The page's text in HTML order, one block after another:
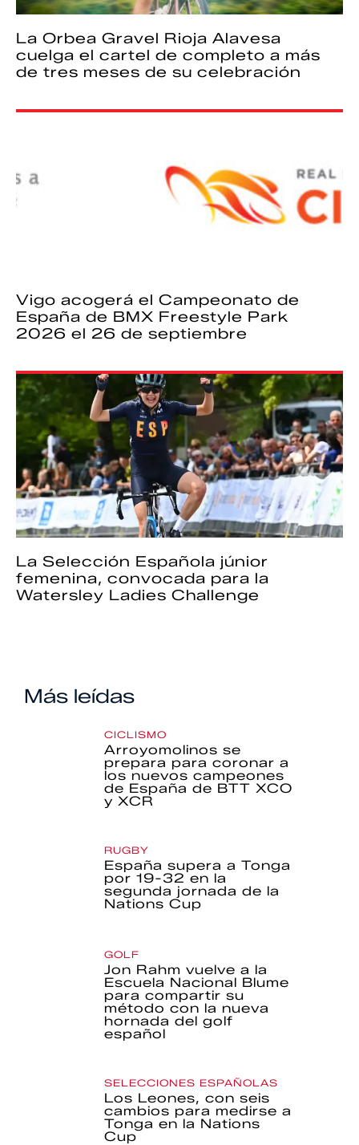
La Orbea Gravel Rioja Alavesa
cuelga el cartel de completo a más
de tres meses de su celebración
Vigo acogerá el Campeonato de
España de BMX Freestyle Park
2026 el 26 de septiembre
La Selección Española júnior
femenina, convocada para la
Watersley Ladies Challenge
Más leídas
CICLISMO
Arroyomolinos se
prepara para coronar a
los nuevos campeones
de España de BTT XCO
y XCR
RUGBY
España supera a Tonga
por 19-32 en la
segunda jornada de la
Nations Cup
GOLF
Jon Rahm vuelve a la
Escuela Nacional Blume
para compartir su
método con la nueva
hornada del golf
español
SELECCIONES ESPAÑOLAS
Los Leones, con seis
cambios para medirse a
Tonga en la Nations
Cup